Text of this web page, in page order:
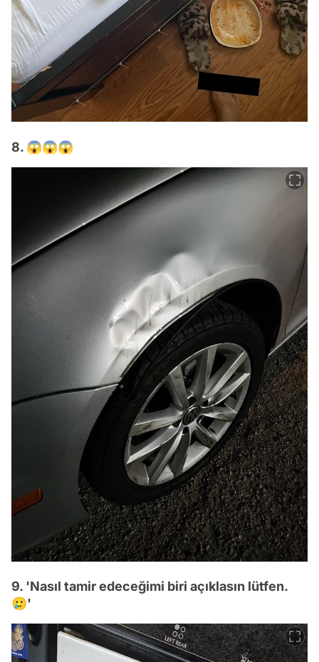
8. 😱😱😱
9. 'Nasıl tamir edeceğimi biri açıklasın lütfen.
🥲'